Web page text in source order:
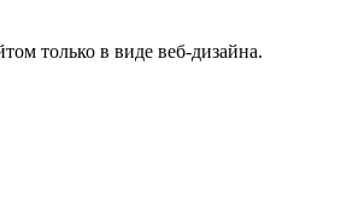
только в виде веб-дизайна.